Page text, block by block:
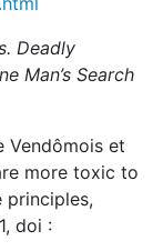
Deadly
Man’s Search
Vendômois et
more toxic to
principles,
doi :